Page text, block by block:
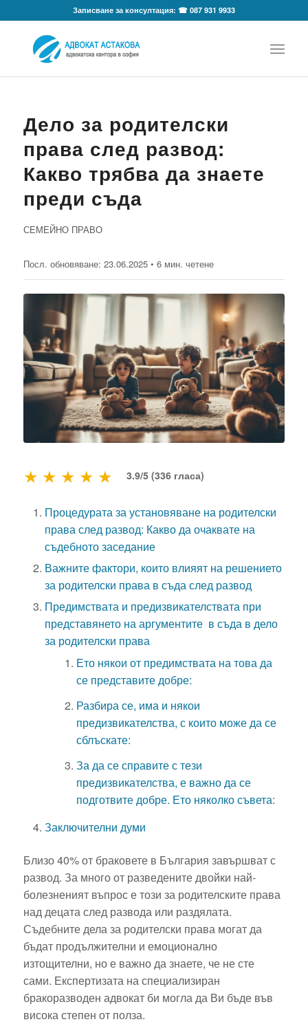
Записване за консултация: ☎ 087 931 9933
Дело за родителски
права след развод:
Какво трябва да знаете
преди съда
СЕМЕЙНО ПРАВО
Посл. обновяване: 23.06.2025• 6 мин. четене
★
★
★
★
★ 3.9/5 (336 гласа)
Процедурата за установяване на родителски
права след развод: Какво да очаквате на
съдебното заседание
Важните фактори, които влияят на решението
за родителски права в съда след развод
Предимствата и предизвикателствата при
представянето на аргументите в съда в дело
за родителски права
Ето някои от предимствата на това да
се представите добре:
Разбира се, има и някои
предизвикателства, с които може да се
сблъскате:
За да се справите с тези
предизвикателства, е важно да се
подготвите добре. Ето няколко съвета:
Заключителни думи
Близо 40% от браковете в България завършват с
развод. За много от разведените двойки най-
болезненият въпрос е този за родителските права
над децата след развода или раздялата.
Съдебните дела за родителски права могат да
бъдат продължителни и емоционално
изтощителни, но е важно да знаете, че не сте
сами. Експертизата на специализиран
бракоразводен адвокат би могла да Ви бъде във
висока степен от полза.